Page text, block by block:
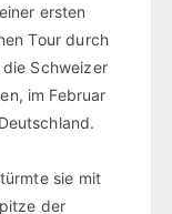
ersten
Tour durch
Schweizer
im Februar
sie mit
der